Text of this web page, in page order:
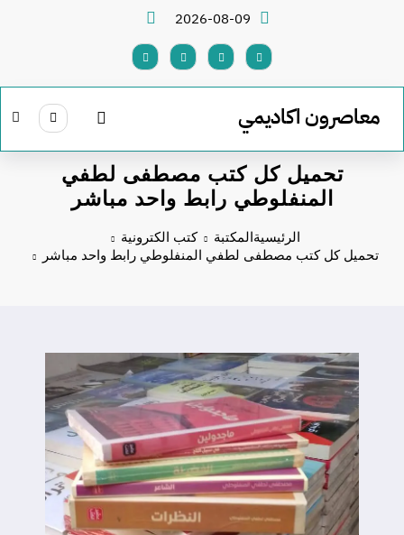
2026-08-09
معاصرون اكاديمي
تحميل كل كتب مصطفى لطفي
المنفلوطي رابط واحد مباشر
الرئيسية المكتبة
كتب الكترونية
تحميل كل كتب مصطفى لطفي المنفلوطي رابط واحد مباشر